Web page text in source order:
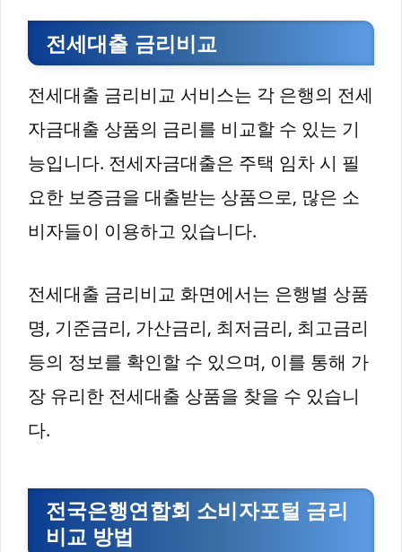
전세대출 금리비교
전세대출 금리비교 서비스는 각 은행의 전세
자금대출 상품의 금리를 비교할 수 있는 기
능입니다. 전세자금대출은 주택 임차 시 필
요한 보증금을 대출받는 상품으로, 많은 소
비자들이 이용하고 있습니다.
전세대출 금리비교 화면에서는 은행별 상품
명, 기준금리, 가산금리, 최저금리, 최고금리
등의 정보를 확인할 수 있으며, 이를 통해 가
장 유리한 전세대출 상품을 찾을 수 있습니
다.
전국은행연합회 소비자포털 금리
비교 방법